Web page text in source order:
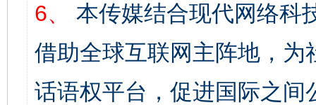
6、
本传媒结合现代网络科
借助全球互联网主阵地，
话语权平台，促进国际之
完善运行机制助力责任有效落实 一纸欠